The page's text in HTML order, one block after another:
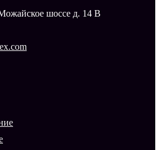
шоссе д. 14 В